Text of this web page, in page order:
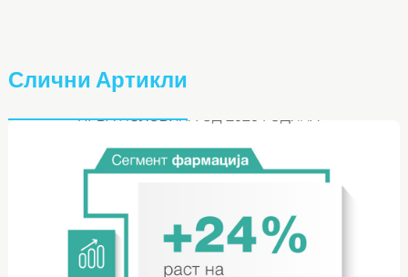
Слични Артикли